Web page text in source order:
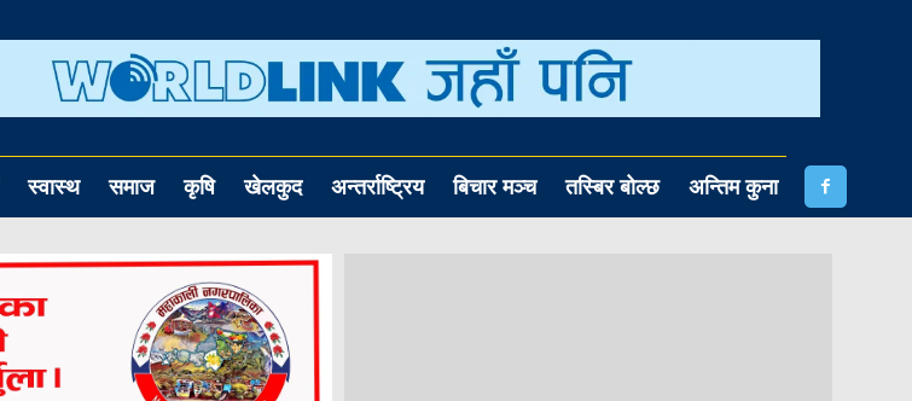
स्वास्थ समाज कृषि खेलकुद अन्तर्राष्ट्रिय बिचार मञ्च तस्बिर बोल्छ अन्तिम कुना